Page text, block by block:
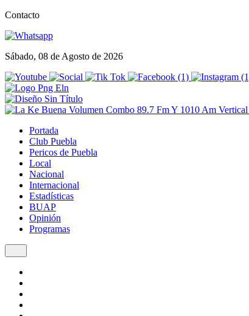
Contacto
Sábado, 08 de Agosto de 2026
Portada
Club Puebla
Pericos de Puebla
Local
Nacional
Internacional
Estadísticas
BUAP
Opinión
Programas